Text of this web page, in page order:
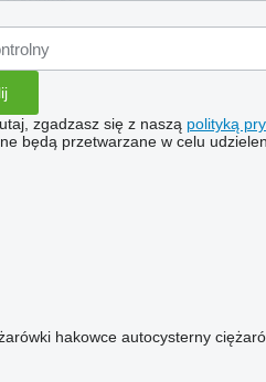
zgadzasz się z naszą polityką
będą przetwarzane w celu
hakowce autocysterny